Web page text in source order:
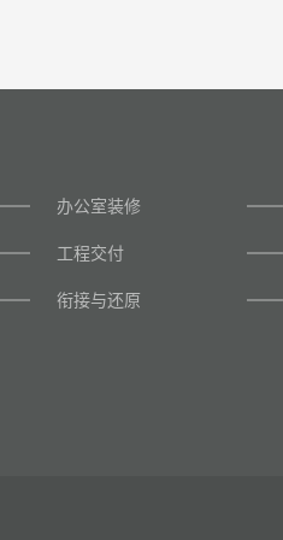
办公室装修
工程交付
衔接与还原